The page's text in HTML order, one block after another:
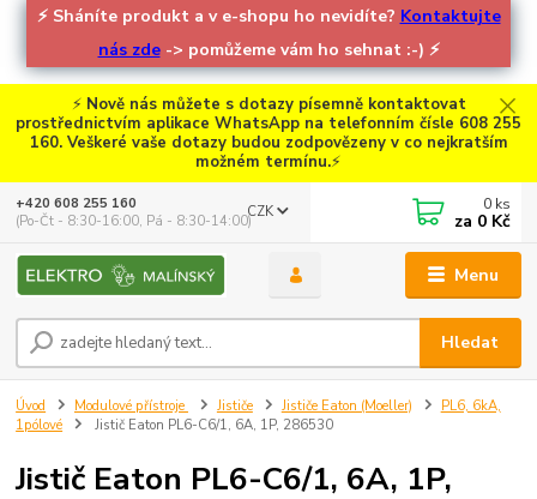
⚡ Sháníte produkt a v e-shopu ho nevidíte? Kontaktujte
nás zde-> pomůžeme vám ho sehnat :-) ⚡
⚡ Nově nás můžete s dotazy písemně kontaktovat
prostřednictvím aplikace WhatsApp na telefonním čísle 608 255
160. Veškeré vaše dotazy budou zodpovězeny v co nejkratším
možném termínu.⚡
Menu
CZK
Hledat
+420 608 255 160
(Po-Čt - 8:30-16:00, Pá - 8:30-14:00)
0 ks
za 0 Kč
Úvod Modulové přístroje Jističe Jističe Eaton (Moeller)
PL6, 6kA,
1pólové
Jistič Eaton PL6-C6/1, 6A, 1P, 286530
Jistič Eaton PL6-C6/1, 6A, 1P,